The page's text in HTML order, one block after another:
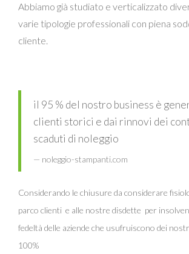
Abbiamo già studiato e verticalizzato
varie tipologie professionali con piena
cliente.
il 95 % del nostro business è
clienti storici e dai rinnovi dei
scaduti di noleggio
noleggio-stampanti.com
Considerando le chiusure da considerare
parco clienti e alle nostre disdette per
fedeltà delle aziende che usufruiscono dei
100%